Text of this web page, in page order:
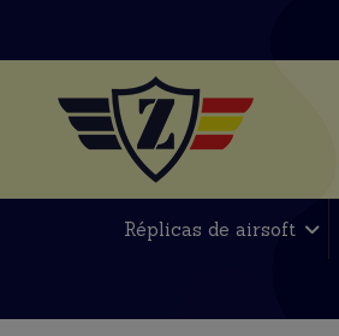
Réplicas de airsoft